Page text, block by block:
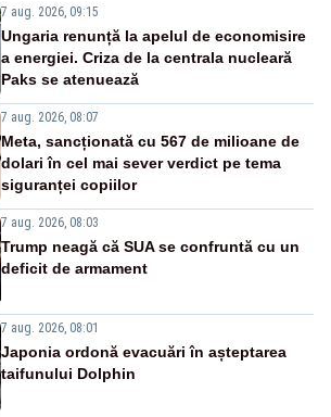
7 aug. 2026, 09:15
Ungaria renunță la apelul de economisire
a energiei. Criza de la centrala nucleară
Paks se atenuează
7 aug. 2026, 08:07
Meta, sancționată cu 567 de milioane de
dolari în cel mai sever verdict pe tema
siguranței copiilor
7 aug. 2026, 08:03
Trump neagă că SUA se confruntă cu un
deficit de armament
7 aug. 2026, 08:01
Japonia ordonă evacuări în așteptarea
taifunului Dolphin